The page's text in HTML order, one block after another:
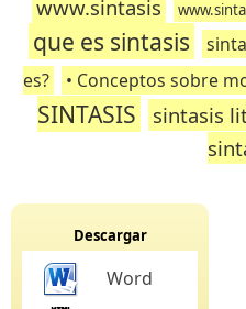
www.sintasis
que es sintasis
es?
• Conceptos sobre
SINTASIS
sintasis
Descargar
Word